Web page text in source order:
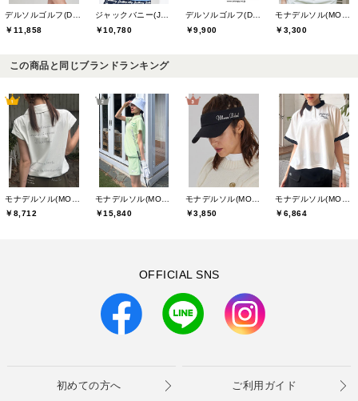
デルソルゴルフ(DELSOL GOLF)
￥11,858
ジャックバニー(Jack Bunny)
￥10,780
デルソルゴルフ(DELSOL GOLF)
￥9,900
モナデルソル(MONA DELSOL)
￥3,300
この商品と同じブランドランキング
￥8,712
￥15,840
￥3,850
￥6,864
OFFICIAL SNS
初めての方へ ご利用ガイド